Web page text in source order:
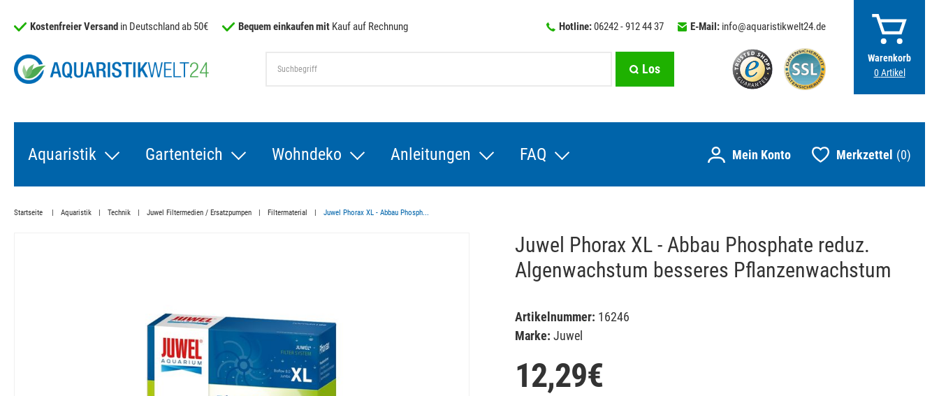
Warenkorb
0 Artikel
Kostenfreier Versand in Deutschland ab 50€ Bequem einkaufen mit Kauf auf Rechnung Hotline:06242 - 912 44 37 E-Mail: info@aquaristikwelt24.de
Los
Aquaristik Gartenteich Wohndeko Anleitungen FAQ Merkzettel 0
Startseite Aquaristik Technik Juwel Filtermedien / Ersatzpumpen Filtermaterial Juwel Phorax XL - Abbau Phosph...
Juwel Phorax XL - Abbau Phosphate reduz.
Algenwachstum besseres Pflanzenwachstum
Artikelnummer: 16246
Marke: Juwel
12,29€